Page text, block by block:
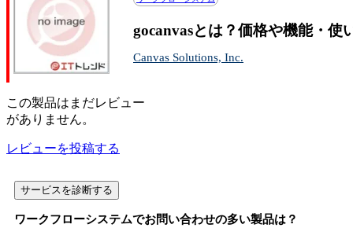
gocanvasとは？価格や機能・使
Canvas Solutions, Inc.
この製品はまだレビュー
がありません。
レビューを投稿する
サービスを診断する
ワークフローシステムでお問い合わせの多い製品は？